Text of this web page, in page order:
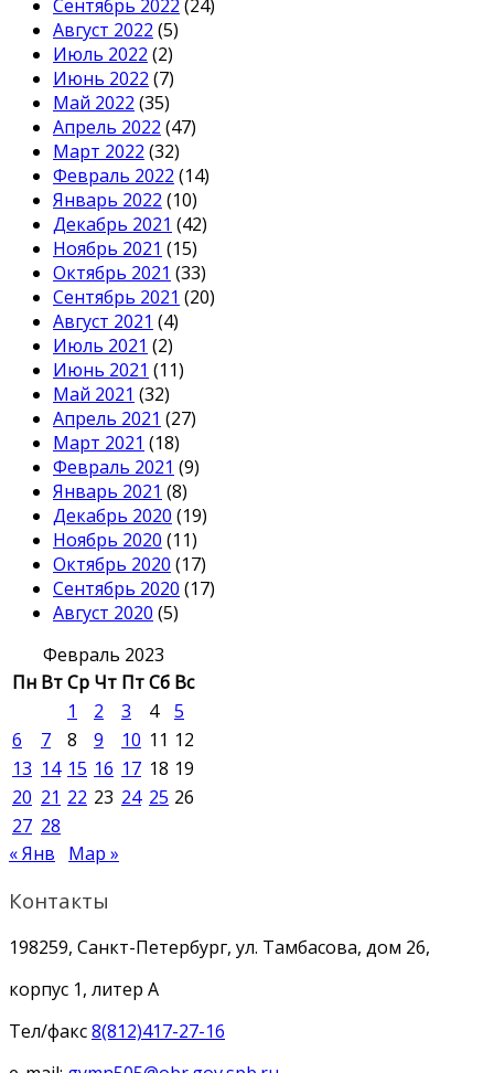
Сентябрь 2022 (24)
Август 2022 (5)
Июль 2022 (2)
Июнь 2022 (7)
Май 2022 (35)
Апрель 2022 (47)
Март 2022 (32)
Февраль 2022 (14)
Январь 2022 (10)
Декабрь 2021 (42)
Ноябрь 2021 (15)
Октябрь 2021 (33)
Сентябрь 2021 (20)
Август 2021 (4)
Июль 2021 (2)
Июнь 2021 (11)
Май 2021 (32)
Апрель 2021 (27)
Март 2021 (18)
Февраль 2021 (9)
Январь 2021 (8)
Декабрь 2020 (19)
Ноябрь 2020 (11)
Октябрь 2020 (17)
Сентябрь 2020 (17)
Август 2020 (5)
Февраль 2023
Пн ВтСр Чт ПтСб Вс
1
2 3 4
5
6
7 8 9 10 11 12
13 14 15 16 17 18 19
20 21 22 23 24 25 26
27 28
« Янв
Мар »
Контакты
198259, Санкт-Петербург, ул. Тамбасова, дом 26,
корпус 1, литер А
Тел/факс8(812)417-27-16